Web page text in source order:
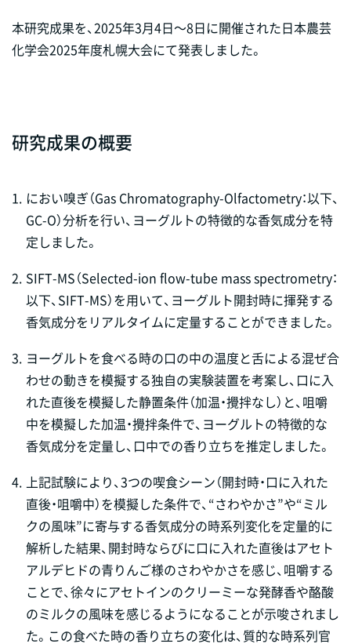
本研究成果を、2025年3月4日～8日に開催された日本農芸
化学会2025年度札幌大会にて発表しました。
研究成果の概要
1. におい嗅ぎ（Gas Chromatography-Olfactometry：以下、
GC-O）分析を行い、ヨーグルトの特徴的な香気成分を特
定しました。
2. SIFT-MS（Selected-ion flow-tube mass spectrometry：
以下、SIFT-MS）を用いて、ヨーグルト開封時に揮発する
香気成分をリアルタイムに定量することができました。
3. ヨーグルトを食べる時の口の中の温度と舌による混ぜ合
わせの動きを模擬する独自の実験装置を考案し、口に入
れた直後を模擬した静置条件（加温・攪拌なし）と、咀嚼
中を模擬した加温・攪拌条件で、ヨーグルトの特徴的な
香気成分を定量し、口中での香り立ちを推定しました。
4. 上記試験により、3つの喫食シーン（開封時・口に入れた
直後・咀嚼中）を模擬した条件で、“さわやかさ”や“ミル
クの風味”に寄与する香気成分の時系列変化を定量的に
解析した結果、開封時ならびに口に入れた直後はアセト
アルデヒドの青りんご様のさわやかさを感じ、咀嚼する
ことで、徐々にアセトインのクリーミーな発酵香や酪酸
のミルクの風味を感じるようになることが示唆されまし
た。この食べた時の香り立ちの変化は、質的な時系列官